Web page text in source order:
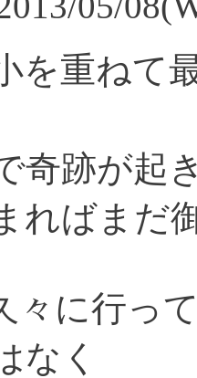
を重ねて
奇跡が起
ればまだ
々に行っ
なく